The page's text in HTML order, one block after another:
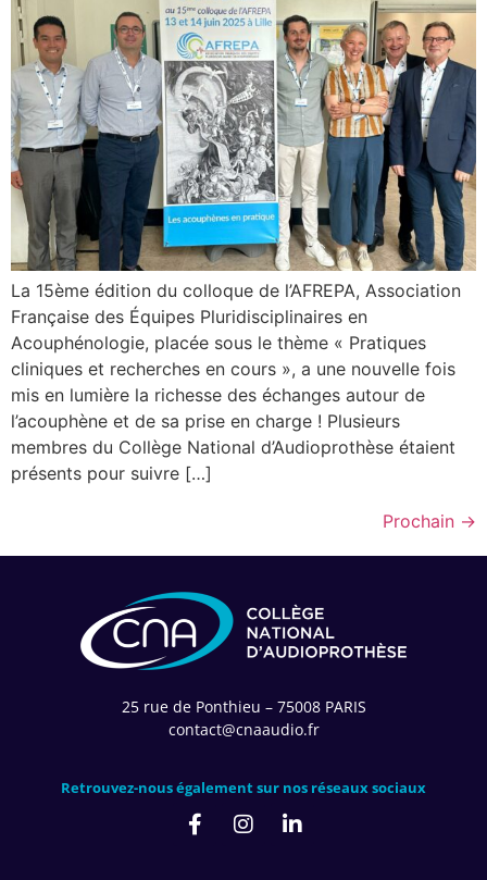
La 15ème édition du colloque de l’AFREPA, Association
Française des Équipes Pluridisciplinaires en
Acouphénologie, placée sous le thème « Pratiques
cliniques et recherches en cours », a une nouvelle fois
mis en lumière la richesse des échanges autour de
l’acouphène et de sa prise en charge ! Plusieurs
membres du Collège National d’Audioprothèse étaient
présents pour suivre […]
Prochain →
25 rue de Ponthieu – 75008 PARIS
contact@cnaaudio.fr
Retrouvez-nous également sur nos réseaux sociaux